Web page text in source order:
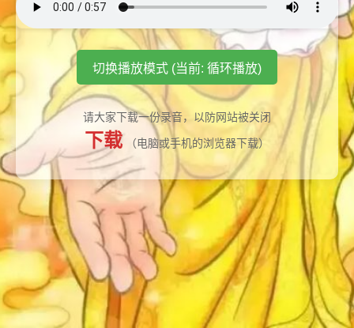
切换播放模式 (当前: 循环播放)
请大家下载一份录音，以防网站被关闭
下载 （电脑或手机的浏览器下载）